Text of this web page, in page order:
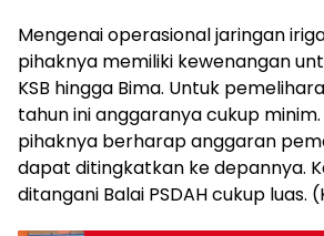
Mengenai operasional jaringan
pihaknya memiliki kewenangan
KSB hingga Bima. Untuk
tahun ini anggaranya cukup
pihaknya berharap anggaran
dapat ditingkatkan ke depannya.
ditangani Balai PSDAH cukup luas.